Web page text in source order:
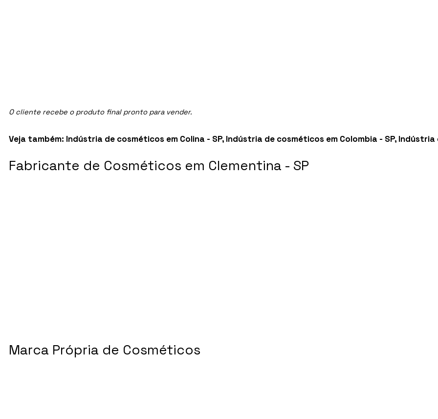
O cliente recebe o produto final pronto para vender.
Veja também: Indústria de cosméticos em Colina - SP, Indústria de cosméticos em Colombia - SP, Indústria
Fabricante de Cosméticos em Clementina - SP
Marca Própria de Cosméticos